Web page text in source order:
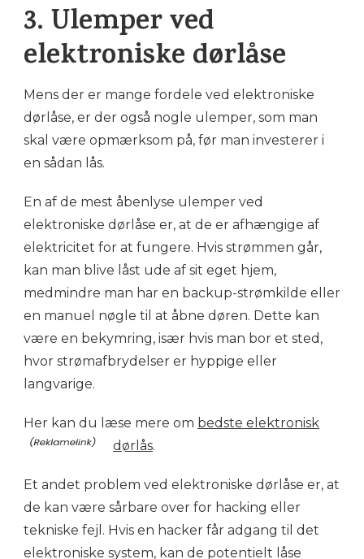
3. Ulemper ved
elektroniske dørlåse
Mens der er mange fordele ved elektroniske
dørlåse, er der også nogle ulemper, som man
skal være opmærksom på, før man investerer i
en sådan lås.
En af de mest åbenlyse ulemper ved
elektroniske dørlåse er, at de er afhængige af
elektricitet for at fungere. Hvis strømmen går,
kan man blive låst ude af sit eget hjem,
medmindre man har en backup-strømkilde eller
en manuel nøgle til at åbne døren. Dette kan
være en bekymring, især hvis man bor et sted,
hvor strømafbrydelser er hyppige eller
langvarige.
Her kan du læse mere om bedste elektronisk
dørlås.
Et andet problem ved elektroniske dørlåse er, at
de kan være sårbare over for hacking eller
tekniske fejl. Hvis en hacker får adgang til det
elektroniske system, kan de potentielt låse